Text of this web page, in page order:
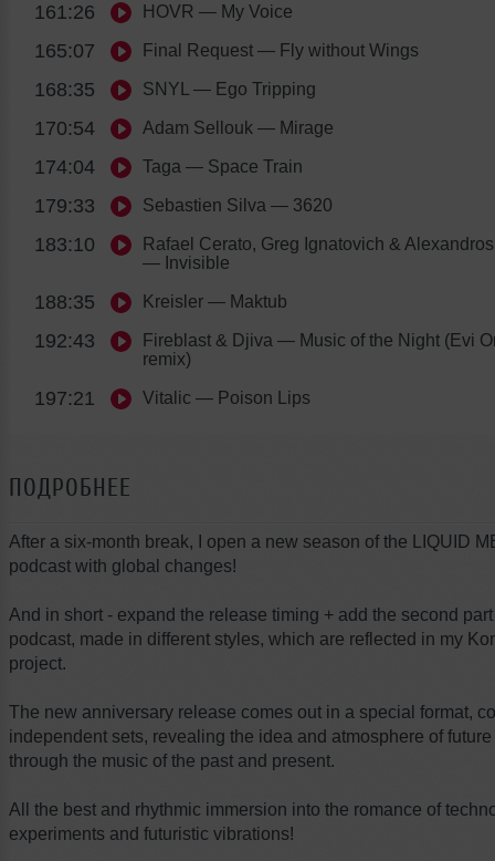
161:26 HOVR — My Voice
165:07 Final Request — Fly without Wings
168:35 SNYL — Ego Tripping
170:54 Adam Sellouk — Mirage
174:04 Taga — Space Train
179:33 Sebastien Silva — 3620
183:10
Rafael Cerato, Greg Ignatovich &
— Invisible
188:35 Kreisler — Maktub
192:43 Fireblast & Djiva — Music of the Night (Evi
remix)
197:21 Vitalic — Poison Lips
ПОДРОБНЕЕ
After a six-month break, I open a new season of the LIQUID
podcast with global changes!
And in short - expand the release timing + add the second
podcast, made in different styles, which are reflected in my
project.
The new anniversary release comes out in a special format,
independent sets, revealing the idea and atmosphere of
through the music of the past and present.
All the best and rhythmic immersion into the romance of
experiments and futuristic vibrations!